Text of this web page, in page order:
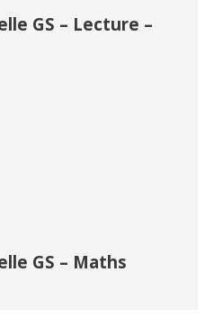
GS – Lecture –
GS – Maths